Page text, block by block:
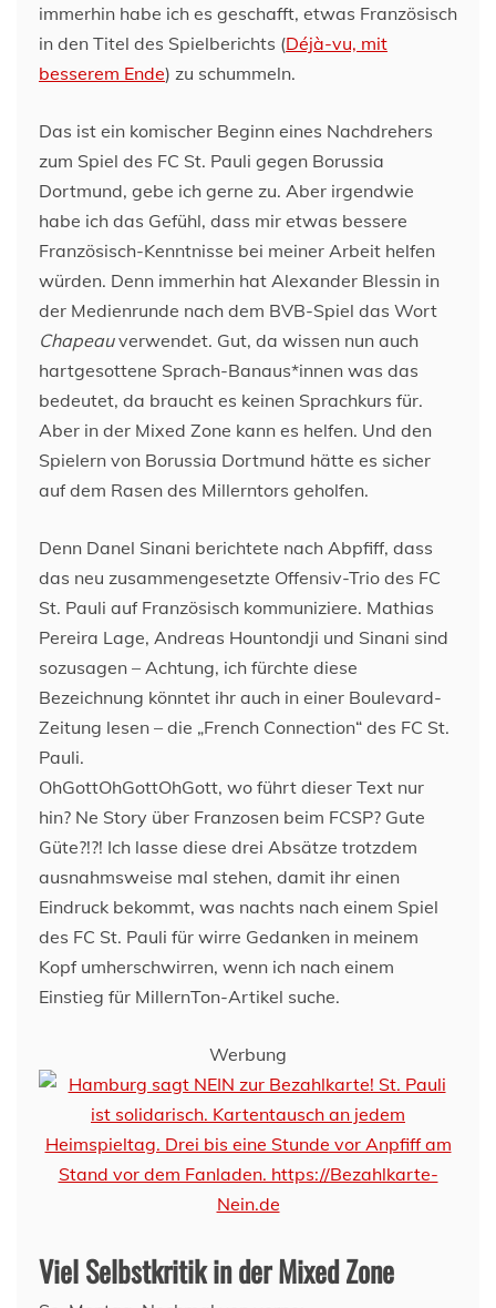
immerhin habe ich es geschafft, etwas Französisch
in den Titel des Spielberichts (Déjà-vu, mit
besserem Ende) zu schummeln.
Das ist ein komischer Beginn eines Nachdrehers
zum Spiel des FC St. Pauli gegen Borussia
Dortmund, gebe ich gerne zu. Aber irgendwie
habe ich das Gefühl, dass mir etwas bessere
Französisch-Kenntnisse bei meiner Arbeit helfen
würden. Denn immerhin hat Alexander Blessin in
der Medienrunde nach dem BVB-Spiel das Wort
Chapeauverwendet. Gut, da wissen nun auch
hartgesottene Sprach-Banaus*innen was das
bedeutet, da braucht es keinen Sprachkurs für.
Aber in der Mixed Zone kann es helfen. Und den
Spielern von Borussia Dortmund hätte es sicher
auf dem Rasen des Millerntors geholfen.
Denn Danel Sinani berichtete nach Abpfiff, dass
das neu zusammengesetzte Offensiv-Trio des FC
St. Pauli auf Französisch kommuniziere. Mathias
Pereira Lage, Andreas Hountondji und Sinani sind
sozusagen – Achtung, ich fürchte diese
Bezeichnung könntet ihr auch in einer Boulevard-
Zeitung lesen – die „French Connection“ des FC St.
Pauli.
OhGottOhGottOhGott, wo führt dieser Text nur
hin? Ne Story über Franzosen beim FCSP? Gute
Güte?!?! Ich lasse diese drei Absätze trotzdem
ausnahmsweise mal stehen, damit ihr einen
Eindruck bekommt, was nachts nach einem Spiel
des FC St. Pauli für wirre Gedanken in meinem
Kopf umherschwirren, wenn ich nach einem
Einstieg für MillernTon-Artikel suche.
Werbung
Viel Selbstkritik in der Mixed Zone